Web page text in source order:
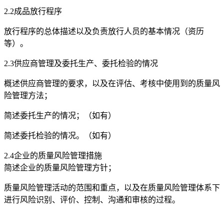
2.2成品放行程序
放行程序的总体描述以及负责放行人员的基本情况（资历
等）。
2.3供应商管理及委托生产、委托检验的情况
概述供应商管理的要求，以及在评估、考核中使用到的质量风
险管理方法；
简述委托生产的情况；（如有）
简述委托检验的情况。（如有）
2.4企业的质量风险管理措施
简述企业的质量风险管理方针；
质量风险管理活动的范围和重点，以及在质量风险管理体系下
进行风险识别、评价、控制、沟通和审核的过程。